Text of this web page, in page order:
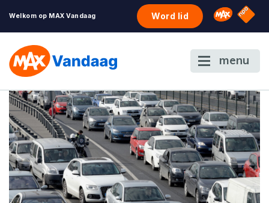
Welkom op MAX Vandaag Word lid Omroep
NPO
menu